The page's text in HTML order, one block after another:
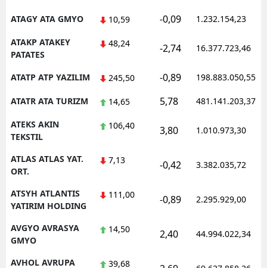
ATAGY ATA GMYO 10,59 -0,09 1.232.154,23
ATAKP ATAKEY
PATATES
48,24 -2,74 16.377.723,46
ATATP ATP YAZILIM 245,50 -0,89 198.883.050,55
ATATR ATA TURIZM 14,65 5,78 481.141.203,37
ATEKS AKIN
TEKSTIL
106,40 3,80 1.010.973,30
ATLAS ATLAS YAT.
ORT.
7,13 -0,42 3.382.035,72
ATSYH ATLANTIS
YATIRIM HOLDING
111,00 -0,89 2.295.929,00
AVGYO AVRASYA
GMYO
14,50 2,40 44.994.022,34
AVHOL AVRUPA
39,68